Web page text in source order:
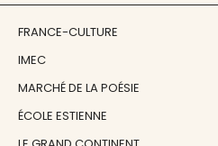
FRANCE-CULTURE
IMEC
MARCHÉ DE LA POÉSIE
ÉCOLE ESTIENNE